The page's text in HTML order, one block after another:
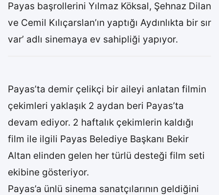
Payas başrollerini Yılmaz Köksal, Şehnaz Dilan
ve Cemil Kılıçarslan’ın yaptığı Aydınlıkta bir sır
var’ adlı sinemaya ev sahipliği yapıyor.
Payas’ta demir çelikçi bir aileyi anlatan filmin
çekimleri yaklaşık 2 aydan beri Payas’ta
devam ediyor. 2 haftalık çekimlerin kaldığı
film ile ilgili Payas Belediye Başkanı Bekir
Altan elinden gelen her türlü desteği film seti
ekibine gösteriyor.
Payas’a ünlü sinema sanatçılarının geldiğini